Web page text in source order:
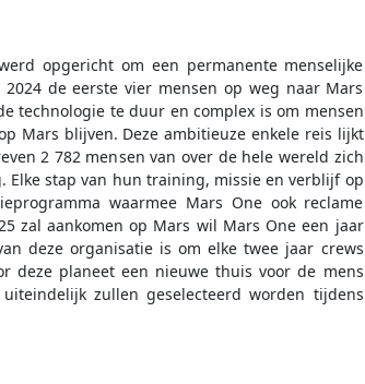
opgericht om een permanente menselijke
de eerste vier mensen op weg naar Mars
technologie te duur en complex is om mensen
Mars blijven. Deze ambitieuze enkele reis lijkt
2 782 mensen van over de hele wereld zich
Elke stap van hun training, missie en verblijf op
waarmee Mars One ook reclame
zal aankomen op Mars wil Mars One een jaar
deze organisatie is om elke twee jaar crews
deze planeet een nieuwe thuis voor de mens
zullen geselecteerd worden tijdens